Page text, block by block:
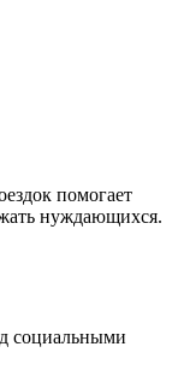
помогает
нуждающихся.
социальными